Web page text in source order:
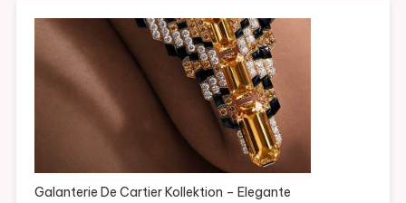
Galanterie De Cartier Kollektion – Elegante